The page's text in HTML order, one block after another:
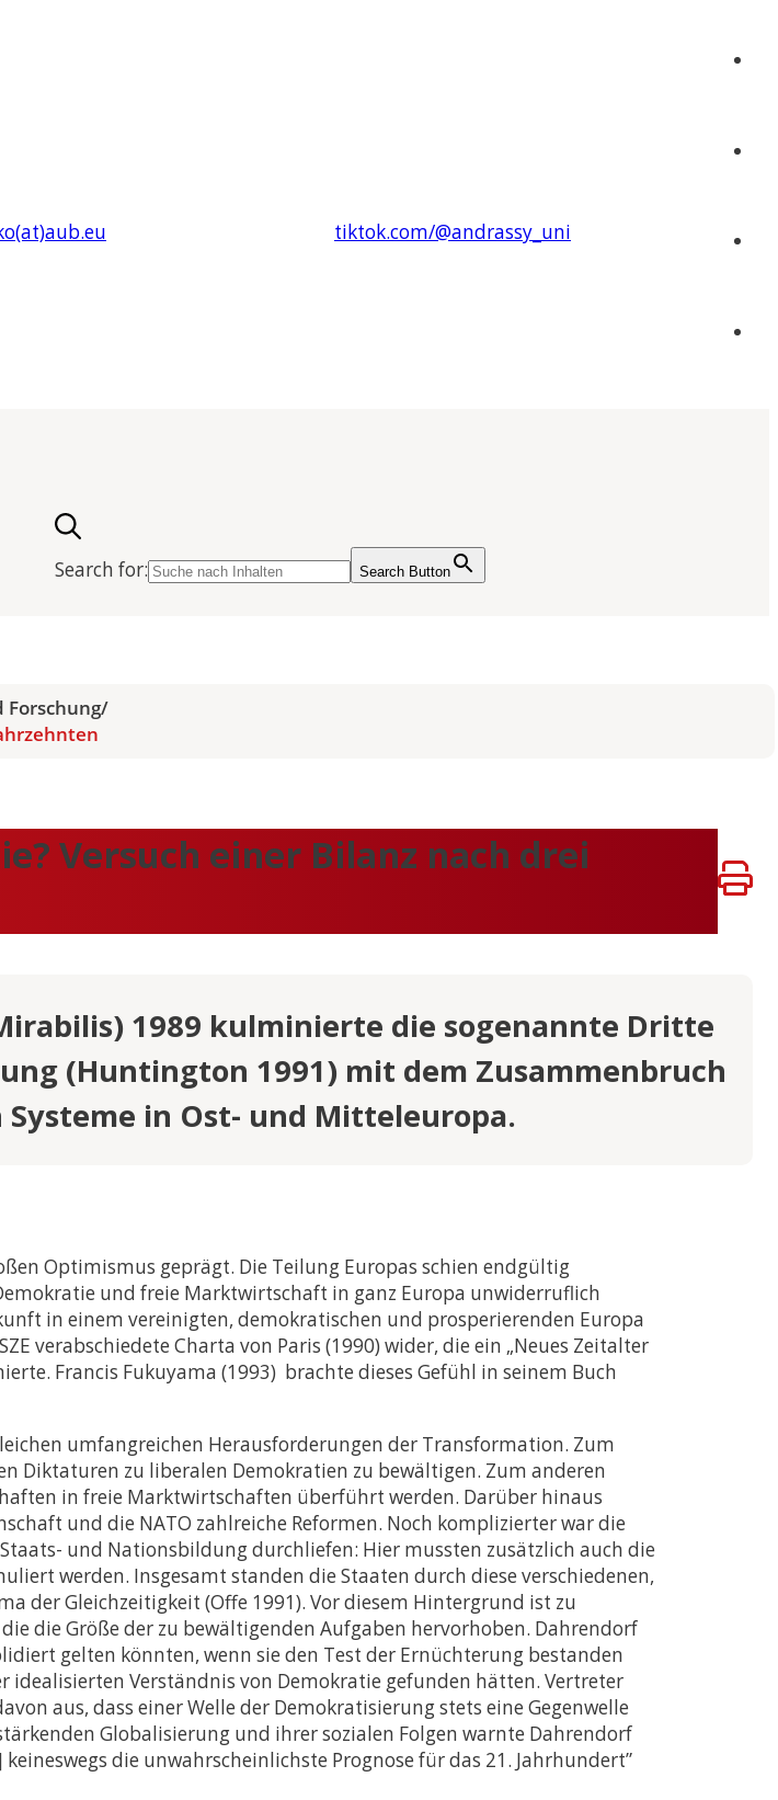
aub.eu tiktok.com/@andrassy_uni
Search for:
Search Button
Forschung/
Versuch einer Bilanz nach drei
1989 kulminierte die sogenannte Dritte
(Huntington 1991) mit dem Zusammenbruch
in Ost- und Mitteleuropa.
Optimismus geprägt. Die Teilung Europas schien endgültig
und freie Marktwirtschaft in ganz Europa unwiderruflich
in einem vereinigten, demokratischen und prosperierenden Europa
verabschiedete Charta von Paris (1990) wider, die ein „Neues Zeitalter
Francis Fukuyama (1993) brachte dieses Gefühl in seinem Buch
umfangreichen Herausforderungen der Transformation. Zum
Diktaturen zu liberalen Demokratien zu bewältigen. Zum anderen
in freie Marktwirtschaften überführt werden. Darüber hinaus
und die NATO zahlreiche Reformen. Noch komplizierter war die
und Nationsbildung durchliefen: Hier mussten zusätzlich auch die
werden. Insgesamt standen die Staaten durch diese verschiedenen,
der Gleichzeitigkeit (Offe 1991). Vor diesem Hintergrund ist zu
die Größe der zu bewältigenden Aufgaben hervorhoben. Dahrendorf
gelten könnten, wenn sie den Test der Ernüchterung bestanden
idealisierten Verständnis von Demokratie gefunden hätten. Vertreter
aus, dass einer Welle der Demokratisierung stets eine Gegenwelle
Globalisierung und ihrer sozialen Folgen warnte Dahrendorf
die unwahrscheinlichste Prognose für das 21. Jahrhundert”